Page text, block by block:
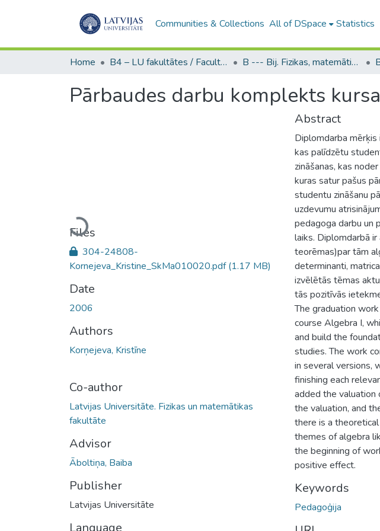
Communities & Collections All of DSpace Statistics
Home B4 – LU fakultātes / Faculties of the UL B --- Bij. Fizikas, matemātikas un optometrijas fakultātes studentu noslēguma darbi / Faculty of Physics, Mathematics and Optometry - Graduate works
Pārbaudes darbu komplekts
Loading...
Files
304-24808-
Kornejeva_Kristine_SkMa010020.pdf(1.17 MB)
Date
2006
Authors
Korņejeva, Kristīne
Co-author
Latvijas Universitāte. Fizikas un matemātikas
fakultāte
Advisor
Āboltiņa, Baiba
Publisher
Latvijas Universitāte
Language
Abstract
Diplomdarba
kas palīdzētu
zināšanas, kas
kuras satur pašus
studentu zināšanu
uzdevumu
pedagoga darbu un
laiks. Diplomdarbā
teorēmas)par tām
determinanti,
izvēlētās tēmas
tās pozitīvās
The graduation
course Algebra I,
and build the
studies. The work
in several versions,
finishing each
added the valuation
the valuation, and
there is a
themes of algebra
the beginning of
positive effect.
Keywords
Pedagoģija